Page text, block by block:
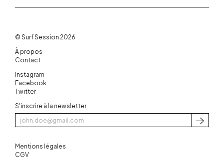
© Surf Session 2026
À propos
Contact
Instagram
Facebook
Twitter
S'inscrire à la newsletter
Mentions légales
CGV